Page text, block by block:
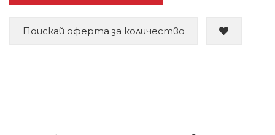
Поискай оферта за количество